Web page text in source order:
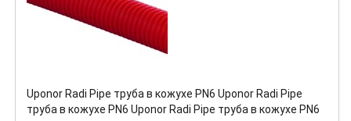
Uponor Radi Pipe труба в кожухе PN6 Uponor Radi Pipe
труба в кожухе PN6 Uponor Radi Pipe труба в кожухе PN6